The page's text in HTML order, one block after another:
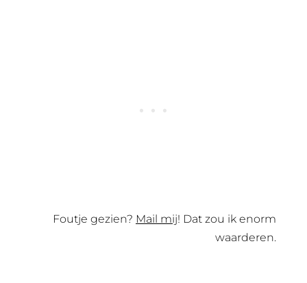
Foutje gezien? Mail mij! Dat zou ik enorm
waarderen.